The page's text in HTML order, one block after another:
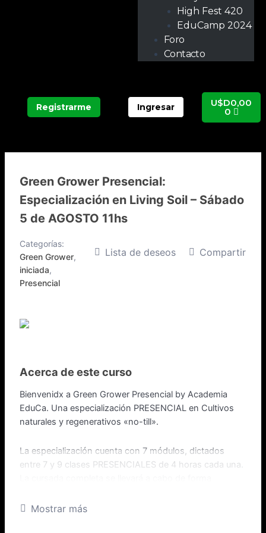
High Fest 420
EduCamp 2024
Foro
Contacto
Registrarme Ingresar U$D0,00
0
Green Grower Presencial:
Especialización en Living Soil – Sábado
5 de AGOSTO 11hs
Categorías:
Green Grower,
iniciada,
Presencial
Lista de deseos Compartir
Acerca de este curso
Bienvenidx a Green Grower Presencial by Academia
EduCa. Una especialización PRESENCIAL en Cultivos
naturales y regenerativos «no-till».
La especialización cuenta con 7 módulos, dictados
entre 7 y 9 clases PRESENCIALES de 4 horas cada una.
la UBA, en CABA, B.s. A.s .
Mostrar más